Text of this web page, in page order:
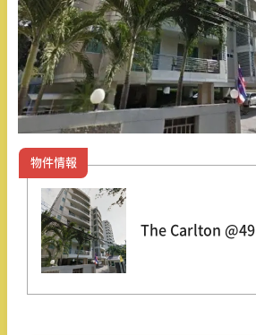
物件情報
The Carlton @49